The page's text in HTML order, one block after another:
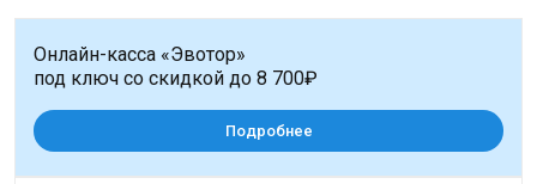
Онлайн-касса «Эвотор»
под ключ со скидкой до 8 700₽
Подробнее